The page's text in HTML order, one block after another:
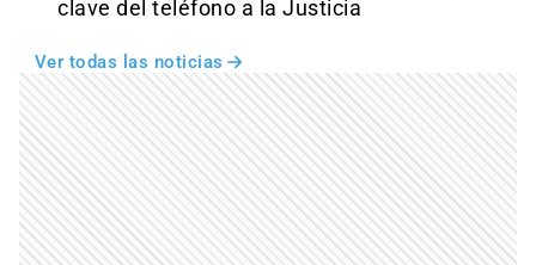
clave del teléfono a la Justicia
Ver todas las noticias